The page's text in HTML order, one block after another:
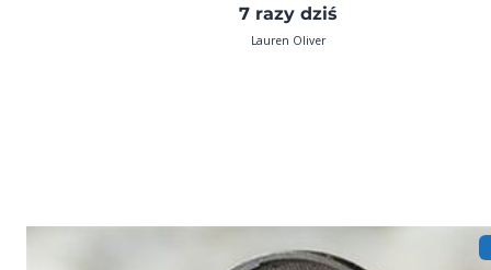
7 razy dziś
Lauren Oliver